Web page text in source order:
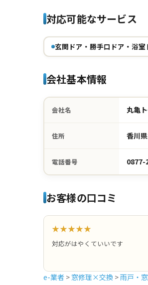
対応可能なサービス
玄関ドア・勝手口ドア・浴
会社基本情報
会社名 丸亀
住所 香川
電話番号 0877-
お客様の口コミ
★★★★★
対応がはやくていいです
e-業者 > 窓修理×交換 >雨戸・